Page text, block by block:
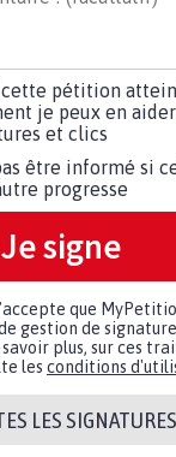
pétition
je peux en
et clics
être informé si
progresse
Je signe
que
gestion de
plus, sur ces
les conditions
LES SIGNATURES